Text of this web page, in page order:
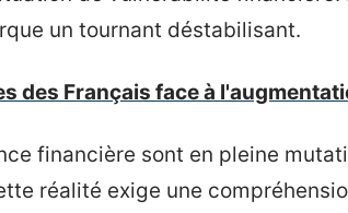
un tournant déstabilisant.
des Français face à
financière sont en pleine
réalité exige une